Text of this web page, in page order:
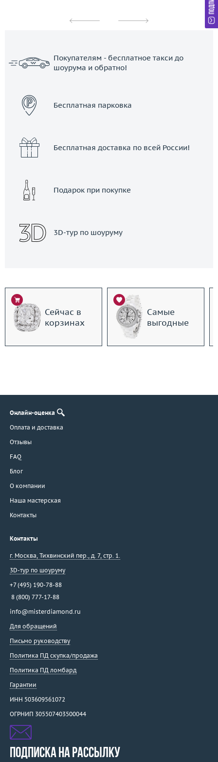
Покупателям - бесплатное такси до
шоурума и обратно!
Бесплатная парковка
Бесплатная доставка по всей России!
Подарок при покупке
3D-тур по шоуруму
Сейчас в
корзинах
Самые
выгодные
Онлайн-оценка
Оплата и доставка
Отзывы
FAQ
Блог
О компании
Наша мастерская
Контакты
Контакты
г. Москва, Тихвинский пер., д. 7, стр. 1.
3D-тур по шоуруму
+7 (495) 190-78-88
8 (800) 777-17-88
info@misterdiamond.ru
Для обращений
Письмо руководству
Политика ПД скупка/продажа
Политика ПД ломбард
Гарантии
ИНН 503609561072
ОГРНИП 305507403500044
ПОДПИСКА НА РАССЫЛКУ